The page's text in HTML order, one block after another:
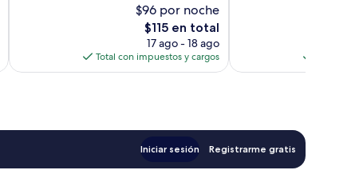
$96 por noche
El
precio
actual
es
$115 en total
17 ago - 18 ago
Total con impuestos y cargos
Iniciar sesión Registrarme gratis